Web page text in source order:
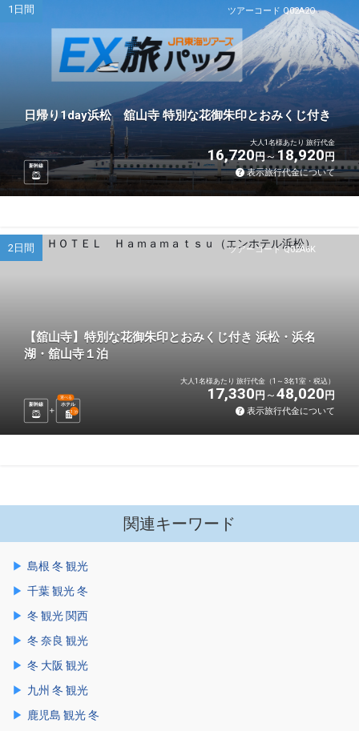
ツアーコード Q02A2O
1日間
日帰り1day浜松 舘山寺 特別な花御朱印とおみくじ付き
新幹線
大人1名様あたり 旅行代金
16,720円 18,920円
表示旅行代金について
ツアーコード Q02A6K
2日間
【舘山寺】特別な花御朱印とおみくじ付き 浜松・浜名
湖・舘山寺１泊
新幹線 ホテル
選べる
1 泊
大人1名様あたり 旅行代金（1～3名1室・税込）
17,330 円 48,020 円
表示旅行代金について
関連キーワード
島根 冬 観光
千葉 観光 冬
冬 観光 関西
冬 奈良 観光
冬 大阪 観光
九州 冬 観光
鹿児島 観光 冬